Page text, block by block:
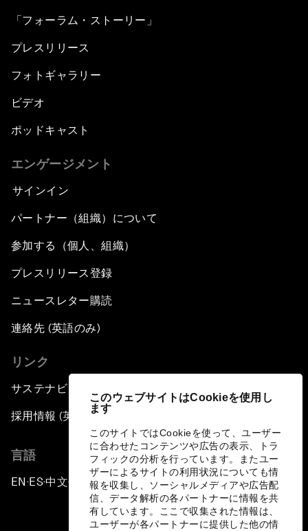
このウェブサイトはCookieを使用し
ます
このサイトではCookieを使って、ユーザー
に合わせたコンテンツや広告の表示、トラ
フィックの分析を行っています。またユー
ザーによるサイトの利用状況についても情
報を収集し、ソーシャルメディアや広告配
信、データ解析の各パートナーに情報を共
有しています。ここで収集された情報は、
ユーザーが各パートナーに提供した他の情
「フォーラム・ストーリー」
プレスリリース
フォトギャラリー
ビデオ
ポッドキャスト
エンゲージメント
サインイン
パートナー（組織）について
参加する（個人、組織）
プレスリリース登録
ニュースレター購読
連絡先 (英語のみ)
リンク
サステナビリティへの取り組み
採用情報 (英語のみ)
言語
EN ▪ES▪中文▪ 日本語